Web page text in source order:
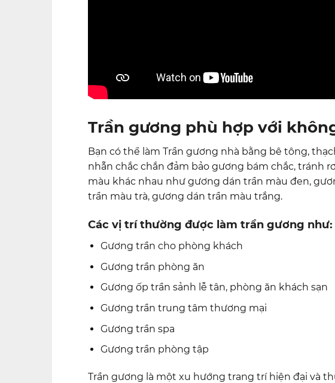
Trần gương phù hợp với
Bạn có thể làm Trần gương nhà bằng bê tông,
nhẵn chắc chắn đảm bảo gương bám chắc, tránh
màu khác nhau như gương dán trần màu đen,
trần màu trà, gương dán trần màu trắng.
Các vị trí thường được làm trần gương như:
Gương trần cho phòng khách
Gương trần phòng ăn
Gương ốp trần sảnh lễ tân, phòng ăn khách sạn
Gương trần trung tâm thương mại
Gương trần spa
Gương trần phòng tập
Trần gương là một xu hướng trang trí hiện đại và